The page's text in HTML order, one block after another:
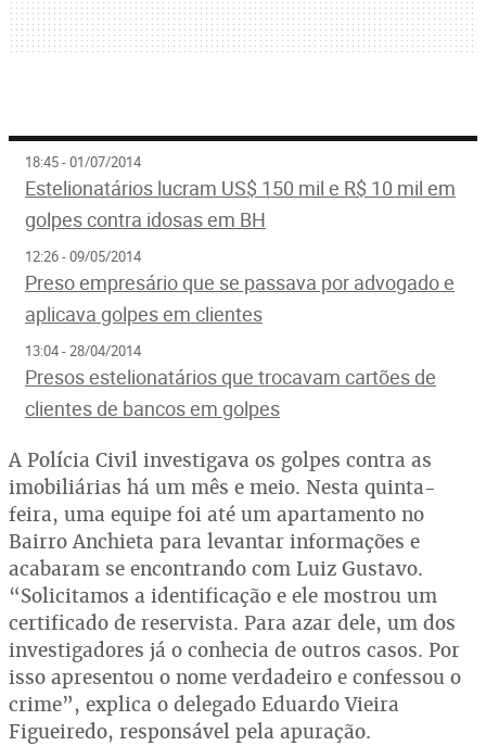
18:45 - 01/07/2014
Estelionatários lucram US$ 150 mil e R$ 10 mil em
golpes contra idosas em BH
12:26 - 09/05/2014
Preso empresário que se passava por advogado e
aplicava golpes em clientes
13:04 - 28/04/2014
Presos estelionatários que trocavam cartões de
clientes de bancos em golpes
A Polícia Civil investigava os golpes contra as
imobiliárias há um mês e meio. Nesta quinta-
feira, uma equipe foi até um apartamento no
Bairro Anchieta para levantar informações e
acabaram se encontrando com Luiz Gustavo.
“Solicitamos a identificação e ele mostrou um
certificado de reservista. Para azar dele, um dos
investigadores já o conhecia de outros casos. Por
isso apresentou o nome verdadeiro e confessou o
crime”, explica o delegado Eduardo Vieira
Figueiredo, responsável pela apuração.